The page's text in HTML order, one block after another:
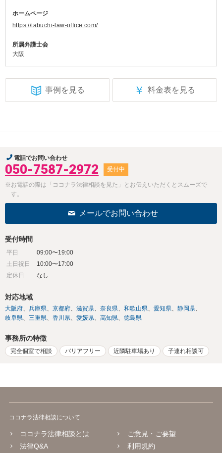
ホームページ
https://tabuchi-law-office.com/
所属弁護士会
大阪
事例を見る ￥ 料金表を見る
電話でお問い合わせ
050-7587-2972 受付中
※お電話の際は「ココナラ法律相談を見た」とお伝えいただくとスムーズで
す。
メールでお問い合わせ
受付時間
平日
09:00〜19:00
土日祝日
10:00〜17:00
定休日
なし
対応地域
大阪府 兵庫県 京都府 滋賀県 奈良県 和歌山県 愛知県
静岡県
岐阜県
三重県 香川県 愛媛県 高知県 徳島県
事務所の特徴
完全個室で相談 バリアフリー 近隣駐車場あり 子連れ相談可
ココナラ法律相談について
ココナラ法律相談とは
法律Q&A
ご意見・ご要望
利用規約